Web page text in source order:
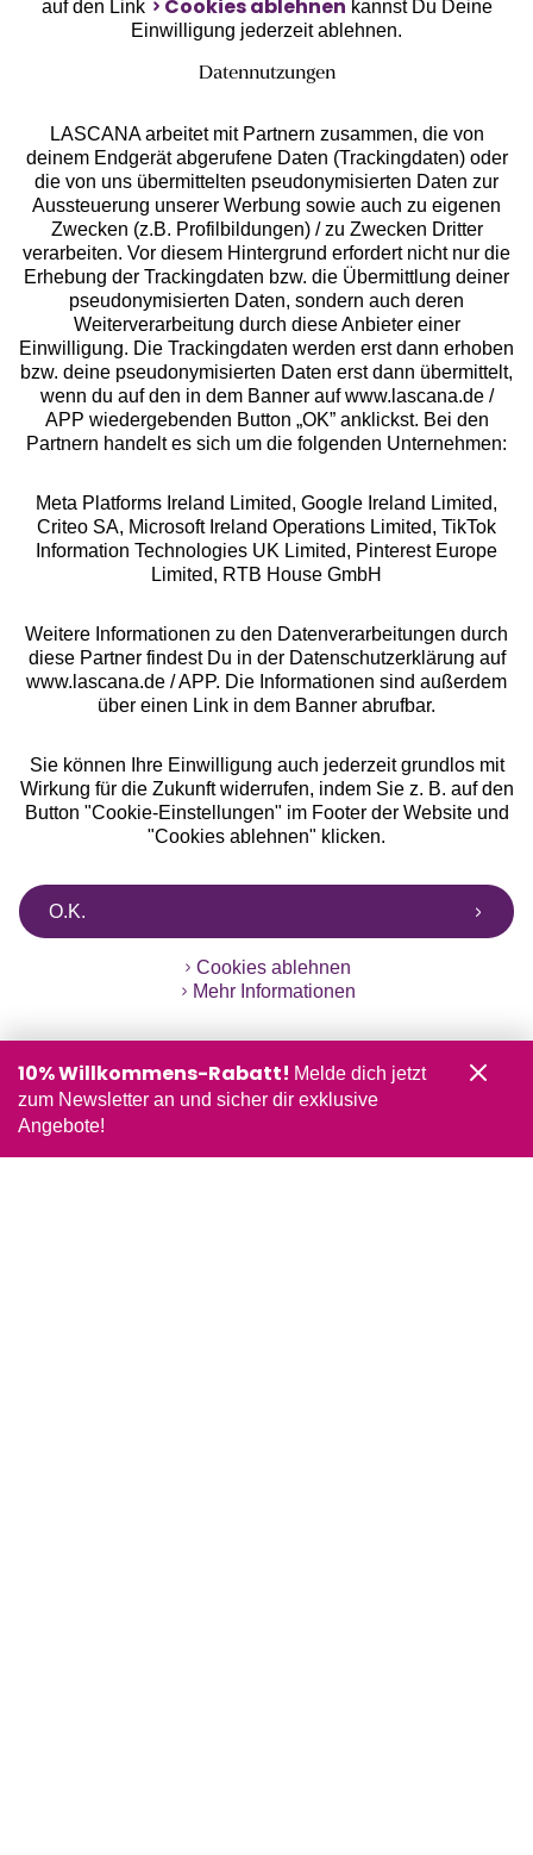
Services
Beratung
Über uns
Rechtliches
Alle Preise inkl. MwSt., zzgl.
Versandkosten
** Bonität vorausgesetzt, berechtigt zur Bonitätsprüfung
auf den Link
Cookies ablehnen kannst Du Deine
Einwilligung jederzeit ablehnen.
Datennutzungen
LASCANA arbeitet mit Partnern zusammen, die von
deinem Endgerät abgerufene Daten (Trackingdaten) oder
die von uns übermittelten pseudonymisierten Daten zur
Aussteuerung unserer Werbung sowie auch zu eigenen
Zwecken (z.B. Profilbildungen) / zu Zwecken Dritter
verarbeiten. Vor diesem Hintergrund erfordert nicht nur die
Erhebung der Trackingdaten bzw. die Übermittlung deiner
pseudonymisierten Daten, sondern auch deren
Weiterverarbeitung durch diese Anbieter einer
Einwilligung. Die Trackingdaten werden erst dann erhoben
bzw. deine pseudonymisierten Daten erst dann übermittelt,
wenn du auf den in dem Banner auf www.lascana.de /
APP wiedergebenden Button „OK” anklickst. Bei den
Partnern handelt es sich um die folgenden Unternehmen:
Meta Platforms Ireland Limited, Google Ireland Limited,
Criteo SA, Microsoft Ireland Operations Limited, TikTok
Information Technologies UK Limited, Pinterest Europe
Limited, RTB House GmbH
Weitere Informationen zu den Datenverarbeitungen durch
diese Partner findest Du in der Datenschutzerklärung auf
www.lascana.de / APP. Die Informationen sind außerdem
über einen Link in dem Banner abrufbar.
Sie können Ihre Einwilligung auch jederzeit grundlos mit
Wirkung für die Zukunft widerrufen, indem Sie z. B. auf den
Button "Cookie-Einstellungen" im Footer der Website und
"Cookies ablehnen" klicken.
O.K.
Cookies ablehnen
Mehr Informationen
10% Willkommens-Rabatt! Melde dich jetzt
zum Newsletter an und sicher dir exklusive
Angebote!